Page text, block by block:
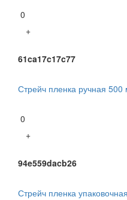
0
+
61ca17c17c77
Стрейч пленка ручная
0
+
94e559dacb26
Стрейч пленка